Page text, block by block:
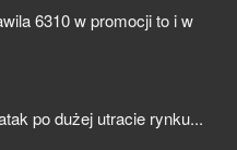
6310 w promocji to i w
po dużej utracie rynku...